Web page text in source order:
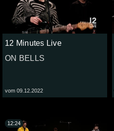
12 Minutes Live
ON BELLS
vom 09.12.2022
12:24